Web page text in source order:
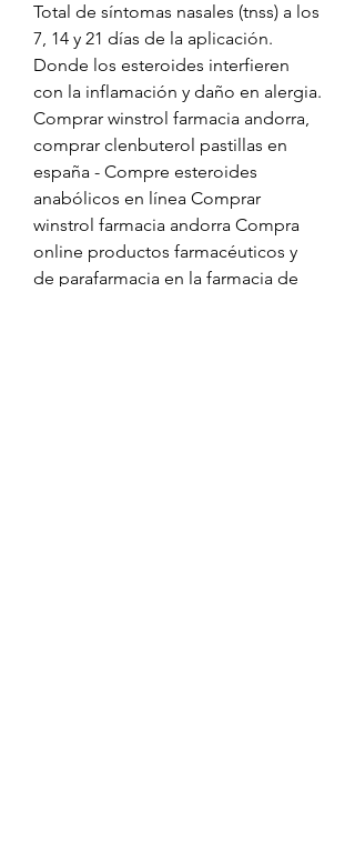
Total de síntomas nasales (tnss) a los
7, 14 y 21 días de la aplicación.
Donde los esteroides interfieren
con la inflamación y daño en alergia.
Comprar winstrol farmacia andorra,
comprar clenbuterol pastillas en
españa - Compre esteroides
anabólicos en línea Comprar
winstrol farmacia andorra Compra
online productos farmacéuticos y
de parafarmacia en la farmacia de